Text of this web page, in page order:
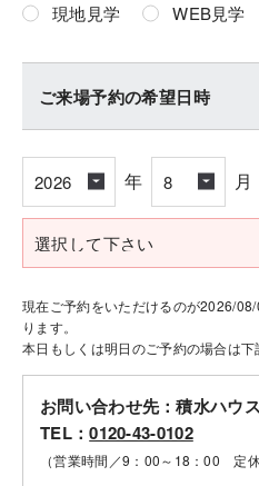
現地見学 WEB見学
ご来場予約の希望日時
年 月
現在ご予約をいただけるのが2026/
ります。
本日もしくは明日のご予約の場合は下
お問い合わせ先：積水ハウ
TEL：0120-43-0102
（営業時間／9：00～18：00 定